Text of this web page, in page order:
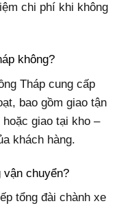
chi phí khi không
không?
Tháp cung cấp
bao gồm giao tận
giao tại kho –
khách hàng.
vận chuyển?
tổng đài chành xe